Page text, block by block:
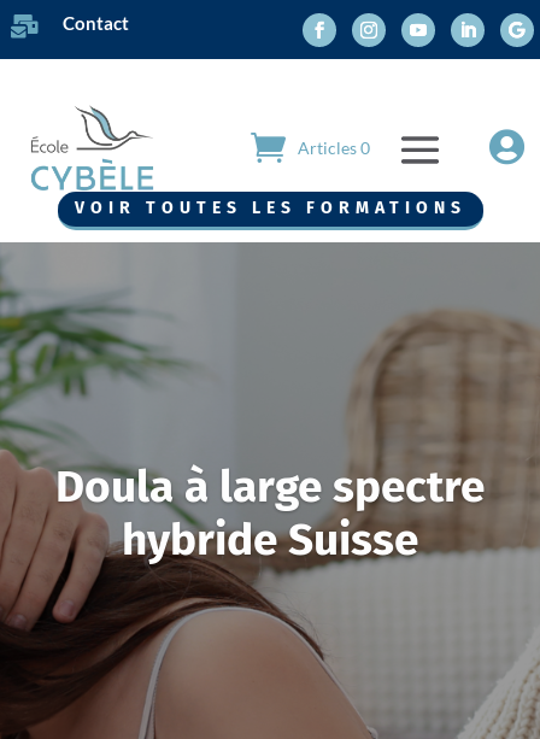
 Contact
Articles 0 
VOIR TOUTES LES FORMATIONS
Doula à large spectre
hybride Suisse